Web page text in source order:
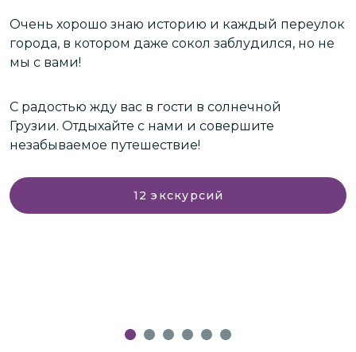
Очень хорошо знаю историю и каждый переулок
города, в котором даже сокол заблудился, но не
мы с вами!
С радостью жду вас в гости в солнечной
Грузии. Отдыхайте с нами и совершите
незабываемое путешествие!
12 экскурсий